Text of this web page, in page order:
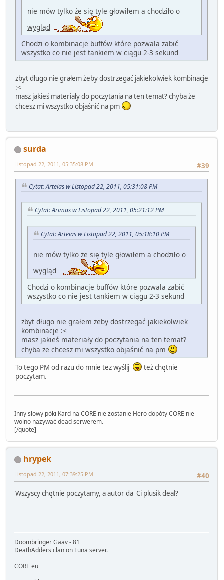
nie mów tylko że się tyle głowiłem a chodziło o
wygląd
Chodzi o kombinacje buffów które pozwala zabić
wszystko co nie jest tankiem w ciągu 2-3 sekund
zbyt długo nie grałem żeby dostrzegać jakiekolwiek kombinacje
:<
masz jakieś materiały do poczytania na ten temat? chyba że
chcesz mi wszystko objaśnić na pm
surda
#39
Listopad 22, 2011, 05:35:08 PM
Cytat: Arteias w Listopad 22, 2011, 05:31:08 PM
Cytat: Arimas w Listopad 22, 2011, 05:21:12 PM
Cytat: Arteias w Listopad 22, 2011, 05:18:10 PM
nie mów tylko że się tyle głowiłem a chodziło o
wygląd
Chodzi o kombinacje buffów które pozwala zabić
wszystko co nie jest tankiem w ciągu 2-3 sekund
zbyt długo nie grałem żeby dostrzegać jakiekolwiek
kombinacje :<
masz jakieś materiały do poczytania na ten temat?
chyba że chcesz mi wszystko objaśnić na pm
To tego PM od razu do mnie tez wyślij
też chętnie
poczytam.
Inny słowy póki Kard na CORE nie zostanie Hero dopóty CORE nie
wolno nazywać dead serwerem.
[/quote]
hrypek
#40
Listopad 22, 2011, 07:39:25 PM
Wszyscy chętnie poczytamy, a autor da Ci plusik deal?
Doombringer Gaav - 81
DeathAdders clan on Luna server.
CORE eu